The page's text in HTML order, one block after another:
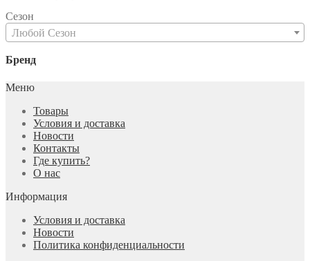
Сезон
Любой Сезон
Бренд
Меню
Товары
Условия и доставка
Новости
Контакты
Где купить?
О нас
Информация
Условия и доставка
Новости
Политика конфиденциальности